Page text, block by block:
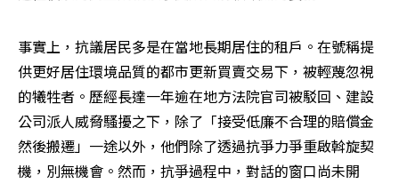
事實上，抗議居民多是在當地長期居住的租戶。在號稱提
供更好居住環境品質的都市更新買賣交易下，被輕蔑忽視
的犧牲者。歷經長達一年逾在地方法院官司被駁回、建設
公司派人威脅騷擾之下，除了「接受低廉不合理的賠償金
然後搬遷」一途以外，他們除了透過抗爭力爭重啟斡旋契
機，別無機會。然而，抗爭過程中，對話的窗口尚未開